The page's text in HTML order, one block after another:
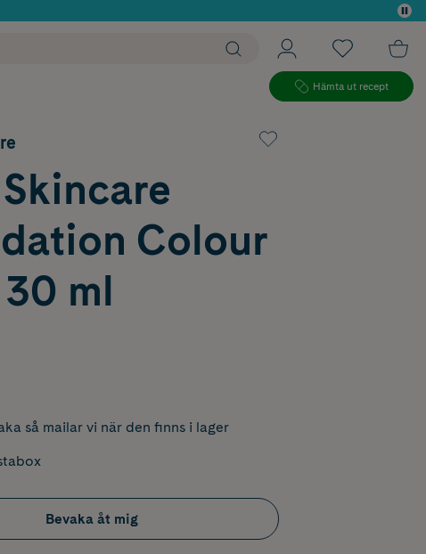
Hämta ut recept
Colour
ml
så mailar vi när den finns i lager
Bevaka åt mig